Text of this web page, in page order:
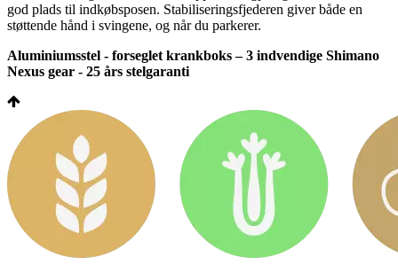
god plads til indkøbsposen. Stabiliseringsfjederen giver både en
støttende hånd i svingene, og når du parkerer.
Aluminiumsstel - forseglet krankboks – 3 indvendige Shimano
Nexus gear - 25 års stelgaranti